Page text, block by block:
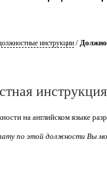
инструкции/
на английском языке
по этой должности Вы